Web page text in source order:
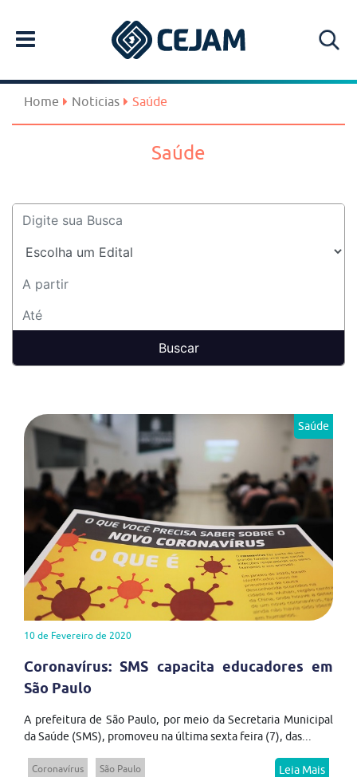
Home Noticias Saúde
Saúde
Saúde
10 de Fevereiro de 2020
Coronavírus: SMS capacita educadores em
São Paulo
A prefeitura de São Paulo, por meio da Secretaria Municipal
da Saúde (SMS), promoveu na última sexta feira (7), das...
Coronavírus São Paulo Leia Mais